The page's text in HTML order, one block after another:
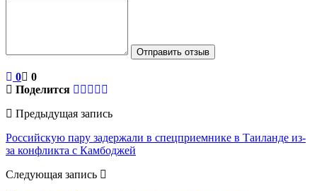
Отправить отзыв
0
0
Поделится
Предыдущая запись
Российскую пару задержали в спецприемнике в Таиланде из-
за конфликта с Камбоджей
Следующая запись